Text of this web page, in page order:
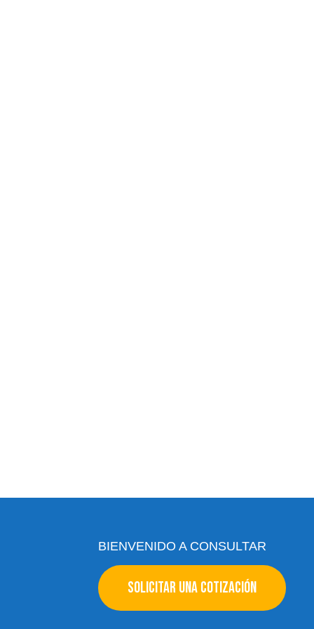
BIENVENIDO A CONSULTAR
SOLICITAR UNA COTIZACIÓN